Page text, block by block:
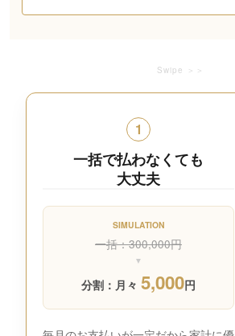
Swipe ＞＞
1
一括で払わなくても
大丈夫
SIMULATION
一括：300,000円
▼
分割：月々 5,000円